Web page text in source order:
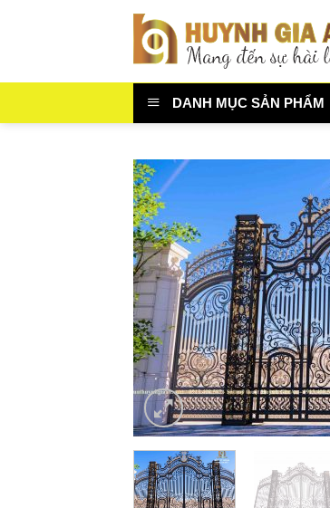
dung
DANH MỤC SẢN PHẨM